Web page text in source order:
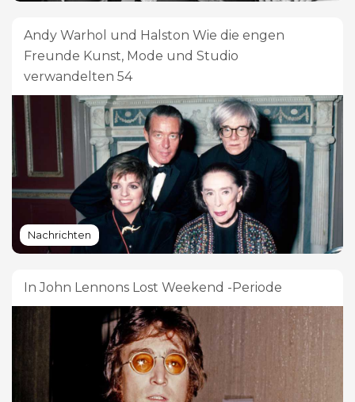
Andy Warhol und Halston Wie die engen
Freunde Kunst, Mode und Studio
verwandelten 54
Nachrichten
In John Lennons Lost Weekend -Periode